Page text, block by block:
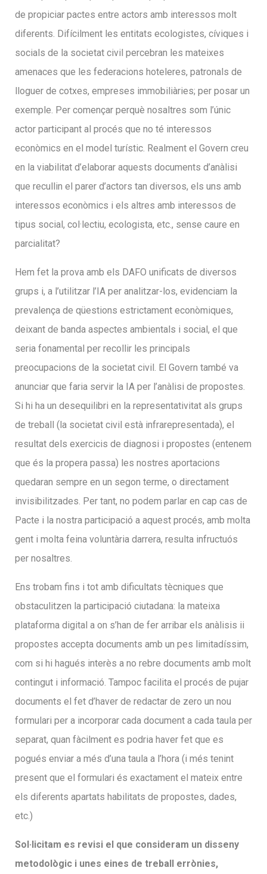
de propiciar pactes entre actors amb interessos molt
diferents. Difícilment les entitats ecologistes, cíviques i
socials de la societat civil percebran les mateixes
amenaces que les federacions hoteleres, patronals de
lloguer de cotxes, empreses immobiliàries; per posar un
exemple. Per començar perquè nosaltres som l’únic
actor participant al procés que no té interessos
econòmics en el model turístic. Realment el Govern creu
en la viabilitat d’elaborar aquests documents d’anàlisi
que recullin el parer d’actors tan diversos, els uns amb
interessos econòmics i els altres amb interessos de
tipus social, col·lectiu, ecologista, etc., sense caure en
parcialitat?
Hem fet la prova amb els DAFO unificats de diversos
grups i, a l’utilitzar l’IA per analitzar-los, evidenciam la
prevalença de qüestions estrictament econòmiques,
deixant de banda aspectes ambientals i social, el que
seria fonamental per recollir les principals
preocupacions de la societat civil. El Govern també va
anunciar que faria servir la IA per l’anàlisi de propostes.
Si hi ha un desequilibri en la representativitat als grups
de treball (la societat civil està infrarepresentada), el
resultat dels exercicis de diagnosi i propostes (entenem
que és la propera passa) les nostres aportacions
quedaran sempre en un segon terme, o directament
invisibilitzades. Per tant, no podem parlar en cap cas de
Pacte i la nostra participació a aquest procés, amb molta
gent i molta feina voluntària darrera, resulta infructuós
per nosaltres.
Ens trobam fins i tot amb dificultats tècniques que
obstaculitzen la participació ciutadana: la mateixa
plataforma digital a on s’han de fer arribar els anàlisis ii
propostes accepta documents amb un pes limitadíssim,
com si hi hagués interès a no rebre documents amb molt
contingut i informació. Tampoc facilita el procés de pujar
documents el fet d’haver de redactar de zero un nou
formulari per a incorporar cada document a cada taula per
separat, quan fàcilment es podria haver fet que es
pogués enviar a més d’una taula a l’hora (i més tenint
present que el formulari és exactament el mateix entre
els diferents apartats habilitats de propostes, dades,
etc.)
Sol·licitam es revisi el que consideram un disseny
metodològic i unes eines de treball errònies,